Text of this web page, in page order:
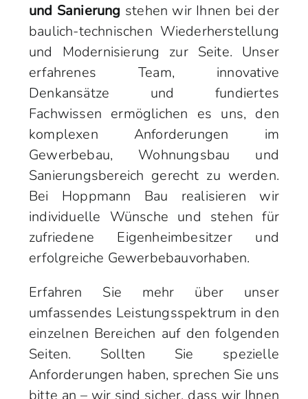
und Sanierung stehen wir Ihnen bei der
baulich-technischen Wiederherstellung
und Modernisierung zur Seite. Unser
erfahrenes Team, innovative
Denkansätze und fundiertes
Fachwissen ermöglichen es uns, den
komplexen Anforderungen im
Gewerbebau, Wohnungsbau und
Sanierungsbereich gerecht zu werden.
Bei
Hoppmann Bau
realisieren wir
individuelle Wünsche und stehen für
zufriedene Eigenheimbesitzer und
erfolgreiche Gewerbebauvorhaben.
Erfahren Sie mehr über unser
umfassendes Leistungsspektrum in den
einzelnen Bereichen auf den folgenden
Seiten. Sollten Sie spezielle
Anforderungen haben, sprechen Sie uns
bitte an – wir sind sicher, dass wir Ihnen